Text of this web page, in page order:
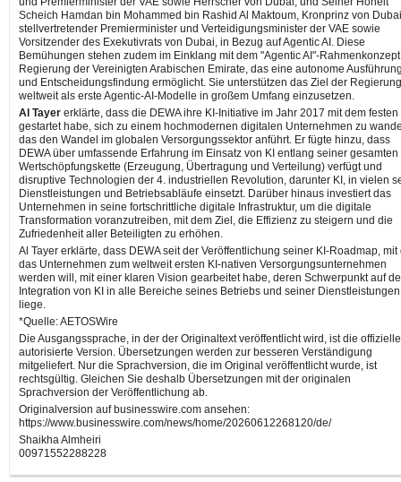
Scheich Hamdan bin Mohammed bin Rashid Al Maktoum, Kronprinz von
stellvertretender Premierminister und Verteidigungsminister der VAE sowie
Vorsitzender des Exekutivrats von Dubai, in Bezug auf Agentic AI. Diese
Bemühungen stehen zudem im Einklang mit dem "Agentic AI"-
Regierung der Vereinigten Arabischen Emirate, das eine autonome
und Entscheidungsfindung ermöglicht. Sie unterstützen das Ziel der
weltweit als erste Agentic-AI-Modelle in großem Umfang einzusetzen.
Al Tayer erklärte, dass die DEWA ihre KI-Initiative im Jahr 2017 mit dem festen
gestartet habe, sich zu einem hochmodernen digitalen Unternehmen zu
das den Wandel im globalen Versorgungssektor anführt. Er fügte hinzu, dass
DEWA über umfassende Erfahrung im Einsatz von KI entlang seiner gesamten
Wertschöpfungskette (Erzeugung, Übertragung und Verteilung) verfügt und
disruptive Technologien der 4. industriellen Revolution, darunter KI, in vielen
Dienstleistungen und Betriebsabläufe einsetzt. Darüber hinaus investiert das
Unternehmen in seine fortschrittliche digitale Infrastruktur, um die digitale
Transformation voranzutreiben, mit dem Ziel, die Effizienz zu steigern und die
Zufriedenheit aller Beteiligten zu erhöhen.
Al Tayer erklärte, dass DEWA seit der Veröffentlichung seiner KI-Roadmap, mit
das Unternehmen zum weltweit ersten KI-nativen Versorgungsunternehmen
werden will, mit einer klaren Vision gearbeitet habe, deren Schwerpunkt auf
Integration von KI in alle Bereiche seines Betriebs und seiner Dienstleistungen
liege.
*Quelle: AETOSWire
Die Ausgangssprache, in der der Originaltext veröffentlicht wird, ist die
autorisierte Version. Übersetzungen werden zur besseren Verständigung
mitgeliefert. Nur die Sprachversion, die im Original veröffentlicht wurde, ist
rechtsgültig. Gleichen Sie deshalb Übersetzungen mit der originalen
Sprachversion der Veröffentlichung ab.
Originalversion auf businesswire.com ansehen:
https://www.businesswire.com/news/home/20260612268120/de/
Shaikha Almheiri
00971552288228